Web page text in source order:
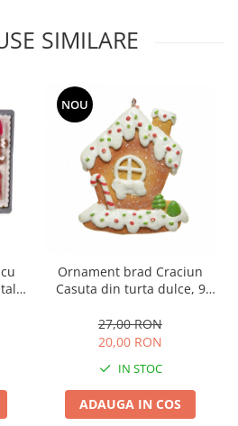
SIMILARE
NOU
Ornament brad Craciun
Casuta din turta dulce, 9
27,00 RON
20,00 RON
IN STOC
ADAUGA IN COS